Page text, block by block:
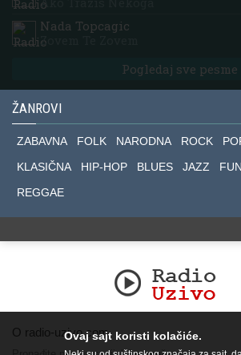
Nada Topcagic
Zovem Te Zovem
Pogledaj sve pesme
ŽANROVI
ZABAVNA FOLK NARODNA ROCK
KLASIČNA
HIP-HOP BLUES JAZZ
REGGAE
O radio-uzivo.comOvaj sajt koristi kolačiće.